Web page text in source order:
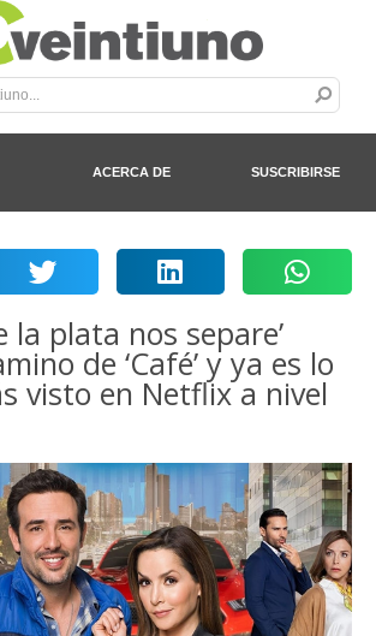
ACERCA DE SUSCRIBIRSE
la plata nos separe’
de ‘Café’ y ya es lo
visto en Netflix a nivel